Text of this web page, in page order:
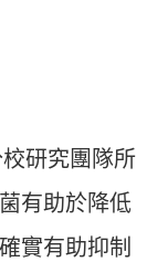
研究團隊所
有助於降低
實有助抑制